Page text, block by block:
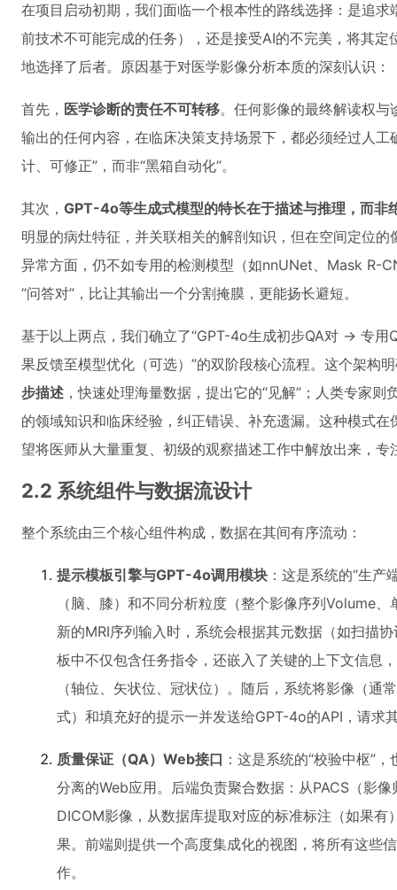
在项目启动初期，我们面临一个根本性的路线选择：是追
前技术不可能完成的任务），还是接受AI的不完美，将其
地选择了后者。原因基于对医学影像分析本质的深刻认识：
首先， 医学诊断的责任不可转移。任何影像的最终解读权
输出的任何内容，在临床决策支持场景下，都必须经过人
计、可修正”，而非“黑箱自动化”。
其次， GPT-4o等生成式模型的特长在于描述与推理，而非
明显的病灶特征，并关联相关的解剖知识，但在空间定位
异常方面，仍不如专用的检测模型（如nnUNet、Mask R-
“问答对”，比让其输出一个分割掩膜，更能扬长避短。
基于以上两点，我们确立了“GPT-4o生成初步QA对 -> 专
果反馈至模型优化（可选）”的双阶段核心流程。这个架构
步描述 ，快速处理海量数据，提出它的“见解”；人类专家则
的领域知识和临床经验，纠正错误、补充遗漏。这种模式
望将医师从大量重复、初级的观察描述工作中解放出来，
2.2 系统组件与数据流设计
整个系统由三个核心组件构成，数据在其间有序流动：
提示模板引擎与GPT-4o调用模块 ：这是系统的“生
（脑、膝）和不同分析粒度（整个影像序列Volume
新的MRI序列输入时，系统会根据其元数据（如扫描
板中不仅包含任务指令，还嵌入了关键的上下文信息
（轴位、矢状位、冠状位）。随后，系统将影像（通
式）和填充好的提示一并发送给GPT-4o的API，请求
质量保证（QA）Web接口 ：这是系统的“校验中枢”
分离的Web应用。后端负责聚合数据：从PACS（影
DICOM影像，从数据库提取对应的标准标注（如果
果。前端则提供一个高度集成化的视图，将所有这些
作。